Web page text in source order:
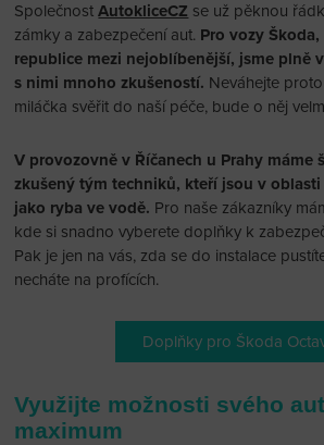
SpolečnostAutokliceCZ se už pěknou
zámky a zabezpečení aut. Pro vozy
republice mezi nejoblíbenější, jsme plně
s nimi mnoho zkušeností. Neváhejte
miláčka svěřit do naší péče, bude o něj
V provozovně v Říčanech u Prahy máme
zkušený tým techniků, kteří jsou v
jako ryba ve vodě. Pro naše zákazníky
kde si snadno vyberete doplňky k
Pak je jen na vás, zda se do instalace
necháte na profících.
Doplňky pro Škoda
Využijte možnosti svého
maximum